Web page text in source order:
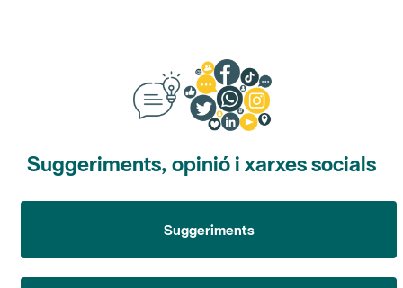
Suggeriments, opinió i xarxes socials
Suggeriments